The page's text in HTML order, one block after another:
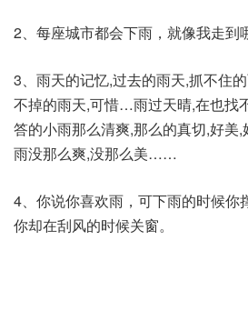
2、每座城市都会下雨，就像我走到
3、雨天的记忆,过去的雨天,抓不住
不掉的雨天,可惜…雨过天晴,在也找
答的小雨那么清爽,那么的真切,好
雨没那么爽,没那么美……
4、你说你喜欢雨，可下雨的时候你
你却在刮风的时候关窗。